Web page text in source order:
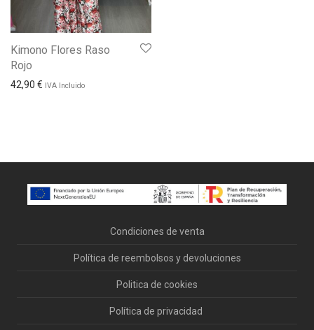
Kimono Flores Raso
Rojo
42,90 € IVA Incluido
Condiciones de venta
Política de reembolsos y devoluciones
Politica de cookies
Política de privacidad